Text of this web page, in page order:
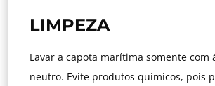
LIMPEZA
Lavar a capota marítima somente com
neutro. Evite produtos químicos, pois